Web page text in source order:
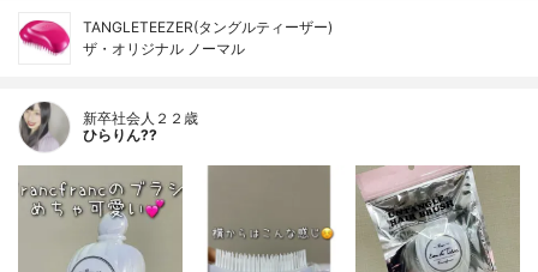
TANGLETEEZER(タングルティーザー)
ザ・オリジナル ノーマル
新卒社会人２２歳
ひらりん??